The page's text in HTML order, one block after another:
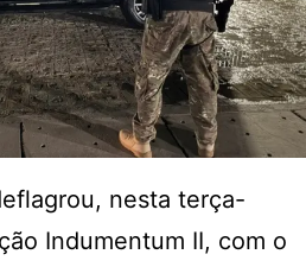
nesta terça-
Indumentum II, com o